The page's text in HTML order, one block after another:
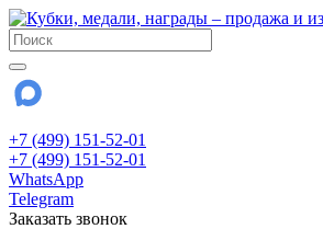
+7 (499) 151-52-01
+7 (499) 151-52-01
WhatsApp
Telegram
Заказать звонок